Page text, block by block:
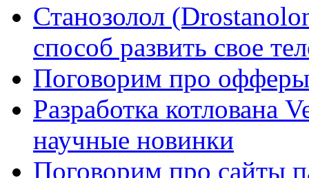
Станозолол
способ развить свое
Поговорим про
Разработка котлована
научные новинки
Поговорим про сайты